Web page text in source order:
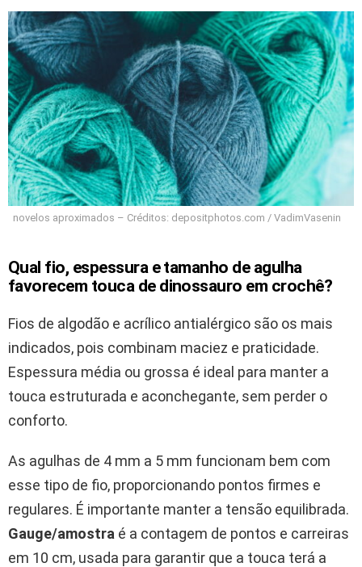
novelos aproximados – Créditos: depositphotos.com / VadimVasenin
Qual fio, espessura e tamanho de agulha
favorecem touca de dinossauro em crochê?
Fios de algodão e acrílico antialérgico são os mais
indicados, pois combinam maciez e praticidade.
Espessura média ou grossa é ideal para manter a
touca estruturada e aconchegante, sem perder o
conforto.
As agulhas de 4 mm a 5 mm funcionam bem com
esse tipo de fio, proporcionando pontos firmes e
regulares. É importante manter a tensão equilibrada.
Gauge/amostra é a contagem de pontos e carreiras
em 10 cm, usada para garantir que a touca terá a